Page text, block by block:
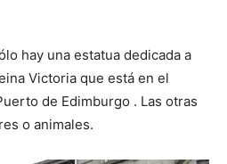
hay una estatua dedicada a
Victoria que está en el
de Edimburgo . Las otras
o animales.